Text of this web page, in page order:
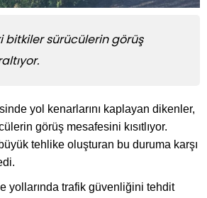
bitkiler sürücülerin görüş
yol kenarlarını kaplayan dikenler,
görüş mesafesini kısıtlıyor.
tehlike oluşturan bu duruma karşı
yollarında trafik güvenliğini tehdit